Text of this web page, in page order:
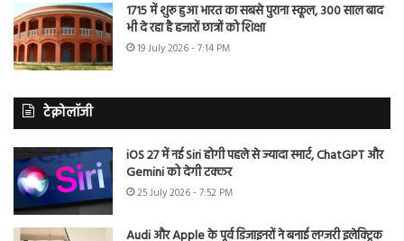
1715 में शुरू हुआ भारत का सबसे पुराना स्कूल, 300 साल बाद
भी दे रहा है हजारों छात्रों को शिक्षा
19 July 2026 - 7:14 PM
टेक्नोलॉजी
iOS 27 में नई Siri होगी पहले से ज्यादा स्मार्ट, ChatGPT और
Gemini को देगी टक्कर
25 July 2026 - 7:52 PM
Audi और Apple के पूर्व डिजाइनरों ने बनाई लग्जरी इलेक्ट्रिक